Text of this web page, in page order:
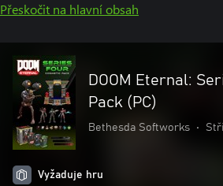
Přeskočit na hlavní obsah
DOOM Eternal:
Pack (PC)
Bethesda Softworks •
Vyžaduje hru